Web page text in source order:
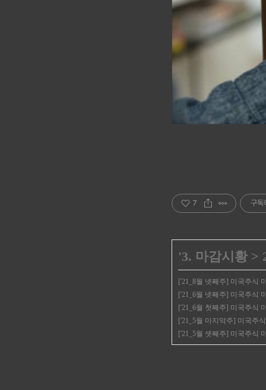
7 구독
'3. 마감시황 >
['21_8월 넷째주] 미국주식
['21_6월 넷째주] 미국주식
['21_6월 첫째주] 미국주식
['21_5월 마지막주] 미국주
['21_5월 셋째주] 미국주식